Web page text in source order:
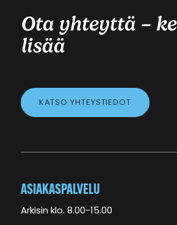
Ota yhteyttä –
lisää
KATSO YHTEYSTIEDOT
ASIAKASPALVELU
Arkisin klo. 8.00-15.00